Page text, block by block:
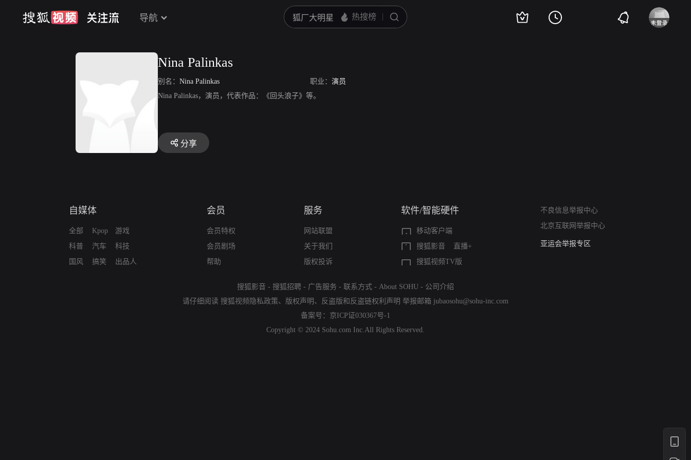
导航
Nina Palinkas
别名： Nina Palinkas 职业： 演员
Nina Palinkas，演员，代表作品：《回头浪子》等。
分享
自媒体
全部
科普
国风
Kpop
汽车
搞笑
游戏
科技
出品人
会员
会员特权
会员剧场
帮助
服务
网站联盟
关于我们
版权投诉
软件/智能硬件
移动客户端
搜狐影音
直播+
搜狐视频TV版
不良信息举报中心
北京互联网举报中心
算法推荐专项举报
亚运会举报专区
搜狐影音 - 搜狐招聘 - 广告服务 - 联系方式 - About SOHU - 公司介绍
请仔细阅读 搜狐视频隐私政策、 版权声明 、 反盗版和反盗链权利声明 举报邮箱 jubaosohu@sohu-inc.com
备案号： 京ICP证030367号-1
Copyright © 2024 Sohu.com Inc.All Rights Reserved.